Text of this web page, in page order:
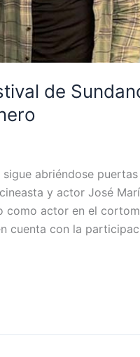
de
abriéndose puertas
y actor José
como actor en el
cuenta con la